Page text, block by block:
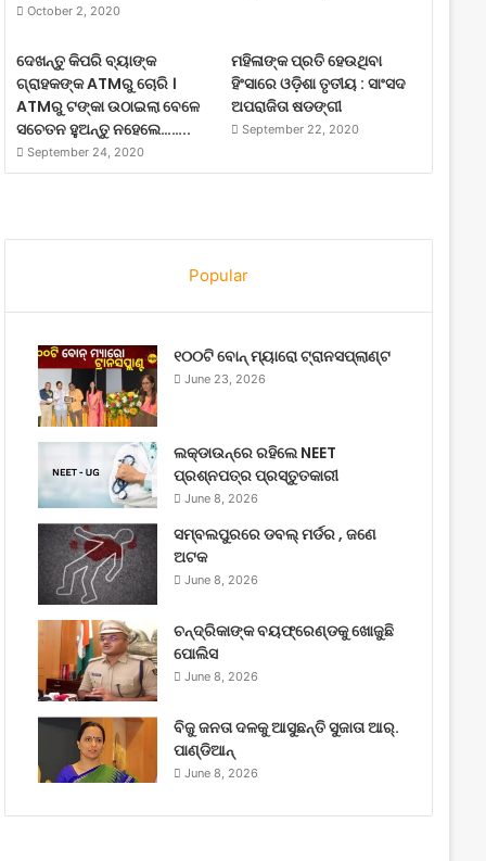
October 2, 2020
ଦେଖନ୍ତୁ କିପରି ବ୍ୟାଙ୍କ
ଗ୍ରାହକଙ୍କ ATMରୁ ଚୋରି ।
ATMରୁ ଟଙ୍କା ଉଠାଇଲା ବେଳେ
ସଚେତନ ହୁଅନ୍ତୁ ନହେଲେ……..
September 24, 2020
ମହିଳାଙ୍କ ପ୍ରତି ହେଉଥିବା
ହିଂସାରେ ଓଡ଼ିଶା ତୃତୀୟ : ସାଂସଦ
ଅପରାଜିତା ଷଡଙ୍ଗୀ
September 22, 2020
Popular
୧୦୦ଟି ବୋନ୍ ମ୍ୟାରୋ ଟ୍ରାନସପ୍ଲାଣ୍ଟ
June 23, 2026
ଲକ୍‌ଡାଉନ୍‌ରେ ରହିଲେ NEET
ପ୍ରଶ୍ନପତ୍ର ପ୍ରସ୍ତୁତକାରୀ
June 8, 2026
ସମ୍ବଲପୁରରେ ଡବଲ୍ ମର୍ଡର , ଜଣେ
ଅଟକ
June 8, 2026
ଚନ୍ଦ୍ରିକାଙ୍କ ବୟଫ୍ରେଣ୍ଡକୁ ଖୋଜୁଛି
ପୋଲିସ
June 8, 2026
ବିଜୁ ଜନତା ଦଳକୁ ଆସୁଛନ୍ତି ସୁଜାତା ଆର୍‌.
ପାଣ୍ଡିଆନ୍
June 8, 2026